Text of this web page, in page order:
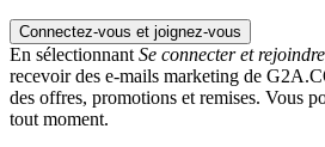
Connectez-vous et joignez-vous
En sélectionnant Se connecter et rejoindre
recevoir des e-mails marketing de
des offres, promotions et remises. Vous
tout moment.